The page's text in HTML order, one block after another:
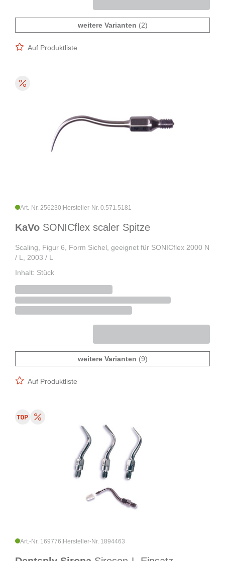
weitere Varianten (2)
Auf Produktliste
Art.-Nr. 256230 Hersteller-Nr. 0.571.5181
KaVo SONICflex scaler Spitze
Scaling, Figur 6, Form Sichel, geeignet für SONICflex 2000 N
/ L, 2003 / L
Inhalt: Stück
weitere Varianten (9)
Auf Produktliste
Art.-Nr. 169776 Hersteller-Nr. 1894463